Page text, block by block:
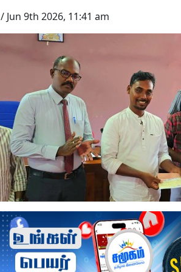
/ Jun 9th 2026, 11:41 am